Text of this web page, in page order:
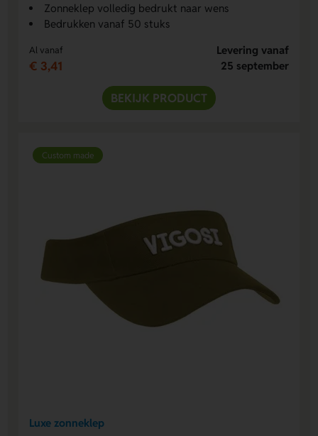
Zonneklep volledig bedrukt naar wens
Bedrukken vanaf 50 stuks
Al vanaf
€ 3,41
Levering vanaf
25 september
BEKIJK PRODUCT
Custom made
Luxe zonneklep